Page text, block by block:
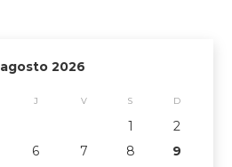
agosto 2026
J V S D
1
2
6 7 8
9